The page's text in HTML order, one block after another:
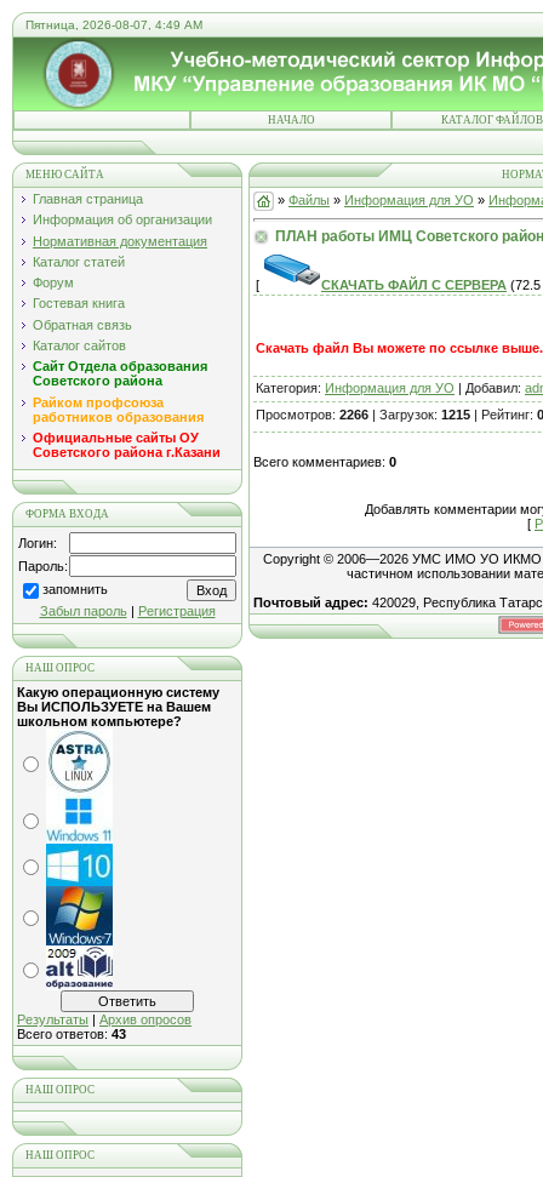
Пятница, 2026-08-07, 4:49 AM
НАЧАЛО КАТАЛОГ ФАЙЛОВ
МЕНЮ САЙТА
Главная страница
Информация об организации
Нормативная документация
Каталог статей
Форум
Гостевая книга
Обратная связь
Каталог сайтов
Сайт Отдела образования
Советского района
Райком профсоюза
работников образования
Официальные сайты ОУ
Советского района г.Казани
ФОРМА ВХОДА
Логин:
Пароль:
запомнить
Забыл пароль| Регистрация
НАШ ОПРОС
Какую операционную систему
Вы ИСПОЛЬЗУЕТЕ на Вашем
школьном компьютере?
Результаты | Архив опросов
Всего ответов: 43
НАШ ОПРОС
НАШ ОПРОС
» Файлы » Информация для УО »
ПЛАН работы ИМЦ Советского
[ СКАЧАТЬ ФАЙЛ С СЕРВЕРА (72.5
Скачать файл Вы можете по ссылке
Категория: Информация для УО | Добавил:
Просмотров: 2266 | Загрузок: 1215 | Рейтинг:
Всего комментариев: 0
Добавлять комментарии
[
Copyright © 2006—2026 УМС ИМО УО ИКМО
частичном использовании
Почтовый адрес: 420029, Республика